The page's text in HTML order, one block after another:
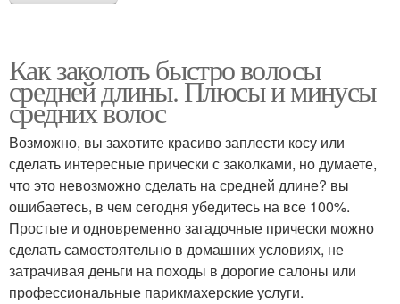
Как заколоть быстро волосы
средней длины. Плюсы и минусы
средних волос
Возможно, вы захотите красиво заплести косу или
сделать интересные прически с заколками, но думаете,
что это невозможно сделать на средней длине? вы
ошибаетесь, в чем сегодня убедитесь на все 100%.
Простые и одновременно загадочные прически можно
сделать самостоятельно в домашних условиях, не
затрачивая деньги на походы в дорогие салоны или
профессиональные парикмахерские услуги.